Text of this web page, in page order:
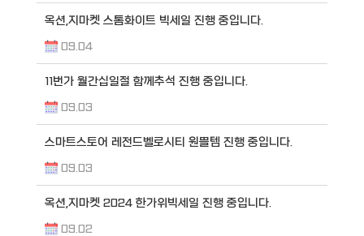
옥션,지마켓 스톰화이트 빅세일 진행 중입니다.
09.04
11번가 월간십일절 함께추석 진행 중입니다.
09.03
스마트스토어 레전드벨로시티 원쁠템 진행 중입니다.
09.03
옥션,지마켓 2024 한가위빅세일 진행 중입니다.
09.02